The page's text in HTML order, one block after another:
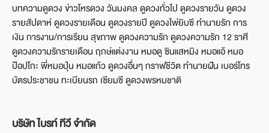
บทความดูดวง ข่าวโหรดวง วันมงคล ดูดวงทั่วไป ดูดวงรายวัน ดูดวง
รายสัปดาห์ ดูดวงรายเดือน ดูดวงรายปี ดูดวงไพ่ยิบซี ทำนายรัก การ
เงิน การงาน/การเรียน สุขภาพ ดูดวงความรัก ดูดวงความรัก 12 ราศี
ดูดวงความรักรายเดือน ฤกษ์แต่งงาน หมอดู ซินแสหมิง หมอแอ้ หมอ
ป๊อปโกะ พี่หมอปุ่น หมอแก้ว ดูดวงอื่นๆ กราฟชีวิต ทำนายฝัน เบอร์โทร
บัตรประชาชน ทะเบียนรถ เซียมซี ดูดวงพรหมชาติ
บริษัท ไบรท์ ทีวี จำกัด